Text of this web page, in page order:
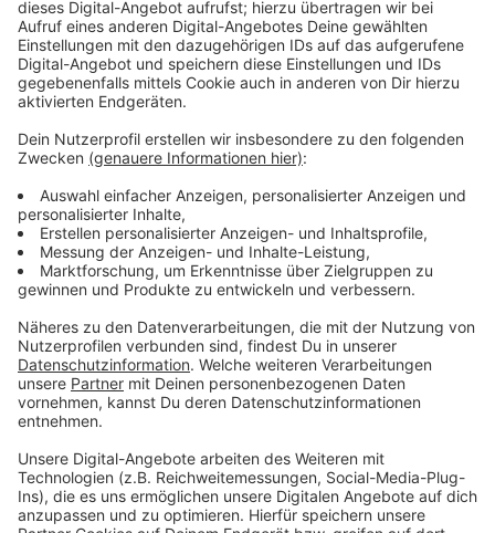
Anzeige
Sternsinger in Stadtteilen nur mit Anmeldung
unterwegs
In Stadtteilen wie Hassels, Bilk und Volmerswerth sind
die Sternsinger nur mit Anmeldung unterwegs. Am
Innenstadt den Segen.
Anzeige
Mehr Infos und Links zu dem Thema:
Anzeige